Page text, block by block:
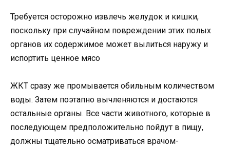
Требуется осторожно извлечь желудок и кишки,
поскольку при случайном повреждении этих полых
органов их содержимое может вылиться наружу и
испортить ценное мясо
ЖКТ сразу же промывается обильным количеством
воды. Затем поэтапно вычленяются и достаются
остальные органы. Все части животного, которые в
последующем предположительно пойдут в пищу,
должны тщательно осматриваться врачом-